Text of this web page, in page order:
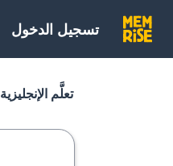
تسجيل الدخول
تعلَّم الإنجليزية